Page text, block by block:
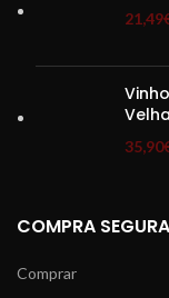
21,49
35,90
COMPRA SEGURA
Comprar